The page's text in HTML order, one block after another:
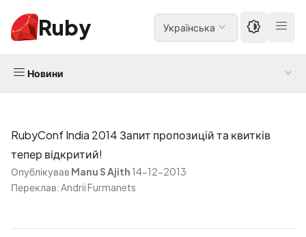
Ruby Українська
Новини
RubyConf India 2014 Запит пропозицій та квитків
тепер відкритий!
Опублікував Manu S Ajith 14-12-2013
Переклав: Andrii Furmanets